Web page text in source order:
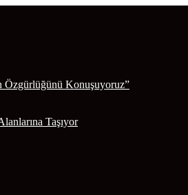
Özgürlüğünü Konuşuyoruz”
Taşıyor